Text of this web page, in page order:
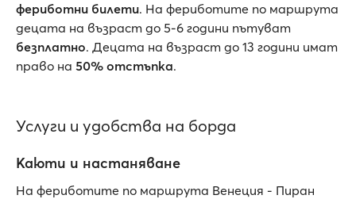
фериботни билети. На фериботите по маршрута
децата на възраст до 5-6 години пътуват
безплатно. Децата на възраст до 13 години имат
право на 50% отстъпка.
Услуги и удобства на борда
Каюти и настаняване
На фериботите по маршрута Венеция - Пиран